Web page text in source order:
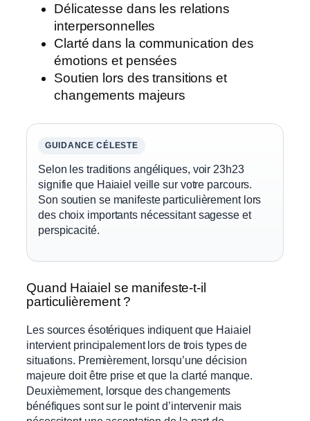
Délicatesse dans les relations
interpersonnelles
Clarté dans la communication des
émotions et pensées
Soutien lors des transitions et
changements majeurs
GUIDANCE CÉLESTE
Selon les traditions angéliques, voir 23h23
signifie que Haiaiel veille sur votre parcours.
Son soutien se manifeste particulièrement lors
des choix importants nécessitant sagesse et
perspicacité.
Quand Haiaiel se manifeste-t-il
particulièrement ?
Les sources ésotériques indiquent que Haiaiel
intervient principalement lors de trois types de
situations. Premièrement, lorsqu’une décision
majeure doit être prise et que la clarté manque.
Deuxièmement, lorsque des changements
bénéfiques sont sur le point d’intervenir mais